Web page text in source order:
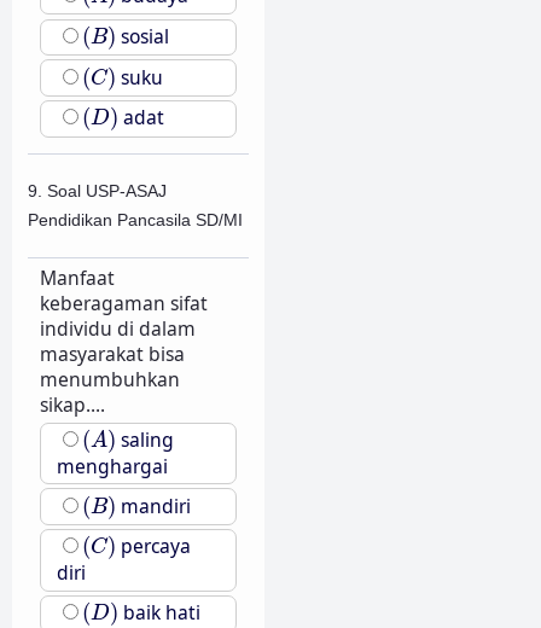
(B)
(B) sosial
(C)
(C) suku
(D)
(D) adat
9. Soal USP-ASAJ
Pendidikan Pancasila SD/MI
Manfaat
keberagaman sifat
individu di dalam
masyarakat bisa
menumbuhkan
sikap....
(A)
(A) saling
menghargai
(B)
(B) mandiri
(C)
(C) percaya
diri
(D)
(D) baik hati